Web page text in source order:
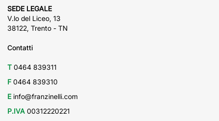
SEDE LEGALE
V.lo del Liceo, 13
38122, Trento - TN
Contatti
T 0464 839311
F 0464 839310
E info@franzinelli.com
P.IVA 00312220221